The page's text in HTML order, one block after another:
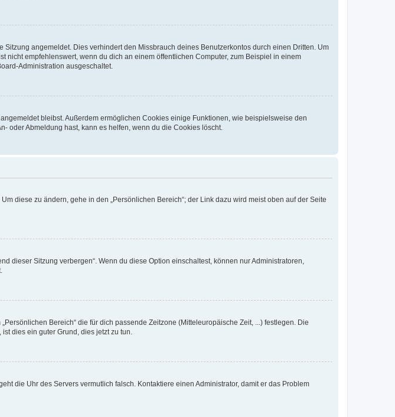
angemeldet. Dies verhindert den Missbrauch deines Benutzerkontos durch einen Dritten. Um
nicht empfehlenswert, wenn du dich an einem öffentlichen Computer, zum Beispiel in einem
Administration ausgeschaltet.
bleibst. Außerdem ermöglichen Cookies einige Funktionen, wie beispielsweise den
oder Abmeldung hast, kann es helfen, wenn du die Cookies löscht.
diese zu ändern, gehe in den „Persönlichen Bereich“; der Link dazu wird meist oben auf der Seite
dieser Sitzung verbergen“. Wenn du diese Option einschaltest, können nur Administratoren,
Bereich“ die für dich passende Zeitzone (Mitteleuropäische Zeit, ...) festlegen. Die
dies ein guter Grund, dies jetzt zu tun.
die Uhr des Servers vermutlich falsch. Kontaktiere einen Administrator, damit er das Problem